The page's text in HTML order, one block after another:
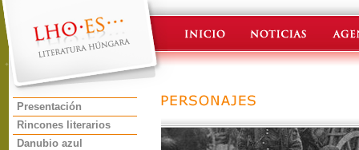
Presentación
Rincones literarios
Danubio azul